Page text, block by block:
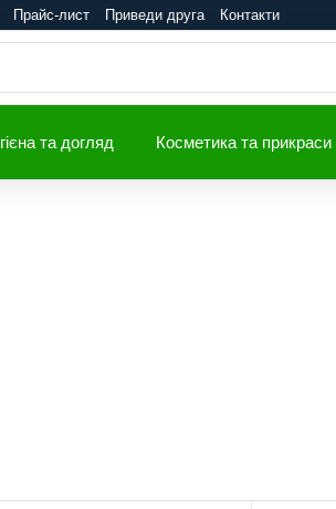
Прайс-лист Приведи друга Контакти
та догляд Косметика та прикраси